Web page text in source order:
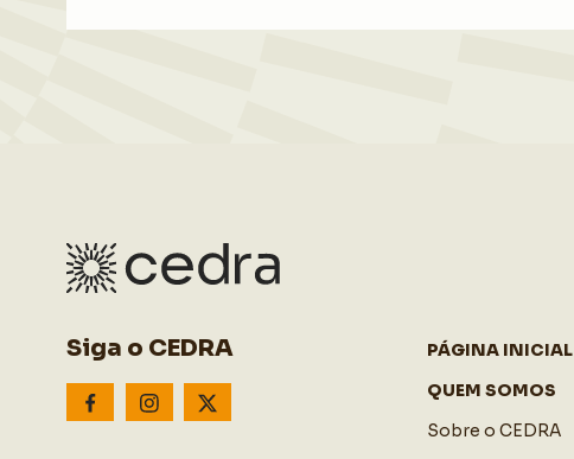
Siga o CEDRA
PÁGINA INICIAL
QUEM SOMOS
Sobre o CEDRA